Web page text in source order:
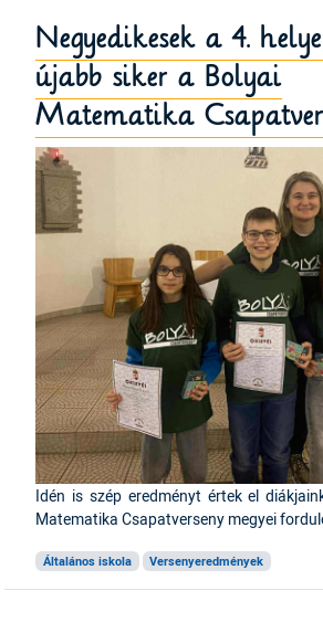
Negyedikesek a 4.
újabb siker a Bolyai
Matematika
Idén is szép eredményt értek el
Matematika Csapatverseny megyei
Általános iskola Versenyeredmények